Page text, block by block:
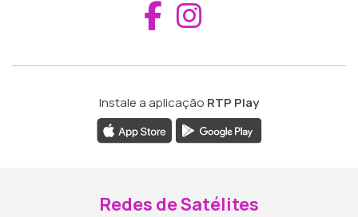
Aceder ao
Instale a aplicação RTP Play
Redes de Satélites